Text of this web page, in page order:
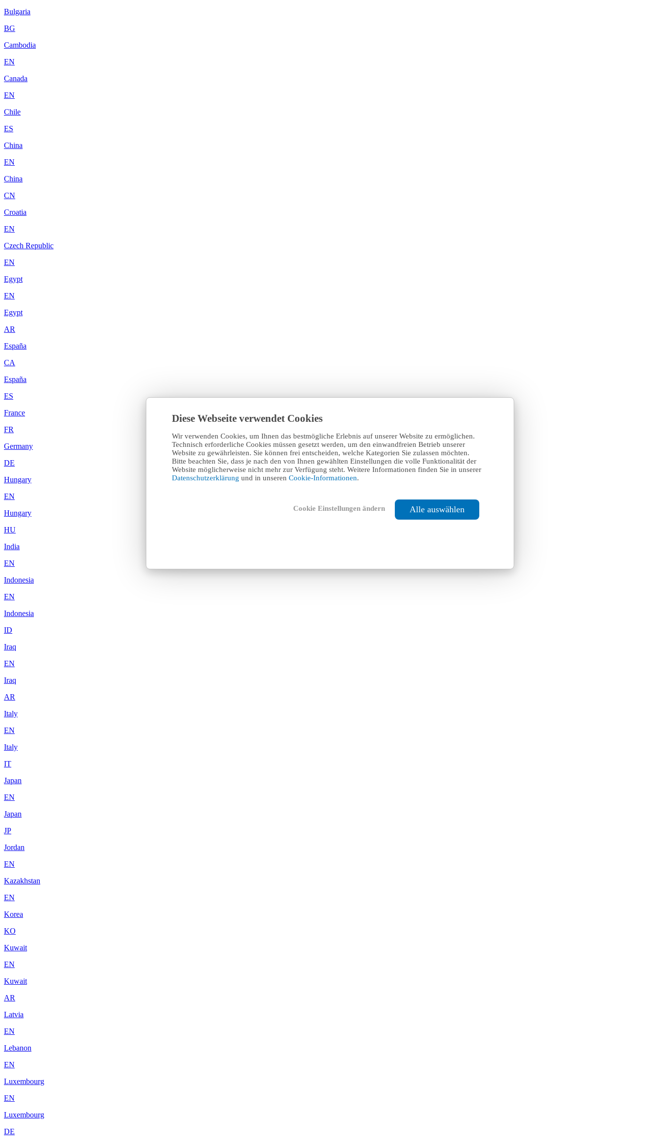
Diese Webseite verwendet Cookies
Wir verwenden Cookies, um Ihnen das bestmögliche Erlebnis auf unserer Website zu ermöglichen.
Technisch erforderliche Cookies müssen gesetzt werden, um den einwandfreien Betrieb unserer
Website zu gewährleisten. Sie können frei entscheiden, welche Kategorien Sie zulassen möchten.
Bitte beachten Sie, dass je nach den von Ihnen gewählten Einstellungen die volle Funktionalität der
Website möglicherweise nicht mehr zur Verfügung steht. Weitere Informationen finden Sie in unserer
Datenschutzerklärung und in unseren Cookie-Informationen.
Cookie Einstellungen ändern Alle auswählen
Bulgaria
BG
Cambodia
EN
Canada
EN
Chile
ES
China
EN
China
CN
Croatia
EN
Czech Republic
EN
Egypt
EN
Egypt
AR
España
CA
España
ES
France
FR
Germany
DE
Hungary
EN
Hungary
HU
India
EN
Indonesia
EN
Indonesia
ID
Iraq
EN
Iraq
AR
Italy
EN
Italy
IT
Japan
EN
Japan
JP
Jordan
EN
Kazakhstan
EN
Korea
KO
Kuwait
EN
Kuwait
AR
Latvia
EN
Lebanon
EN
Luxembourg
EN
Luxembourg
DE